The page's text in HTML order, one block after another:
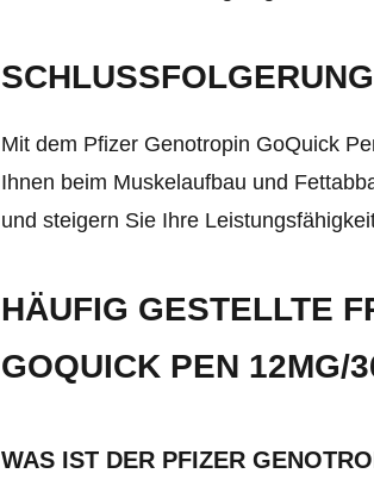
SCHLUSSFOLGERUNG
Mit dem Pfizer Genotropin GoQuick
Ihnen beim Muskelaufbau und
und steigern Sie Ihre
HÄUFIG GESTELLTE
GOQUICK PEN 12MG/
WAS IST DER PFIZER